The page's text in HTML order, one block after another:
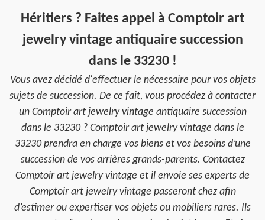
Héritiers ? Faites appel à Comptoir art
jewelry vintage antiquaire succession
dans le 33230 !
Vous avez décidé d'effectuer le nécessaire pour vos objets
sujets de succession. De ce fait, vous procédez à contacter
un Comptoir art jewelry vintage antiquaire succession
dans le 33230 ? Comptoir art jewelry vintage dans le
33230 prendra en charge vos biens et vos besoins d’une
succession de vos arrières grands-parents. Contactez
Comptoir art jewelry vintage et il envoie ses experts de
Comptoir art jewelry vintage passeront chez afin
d’estimer ou expertiser vos objets ou mobiliers rares. Ils